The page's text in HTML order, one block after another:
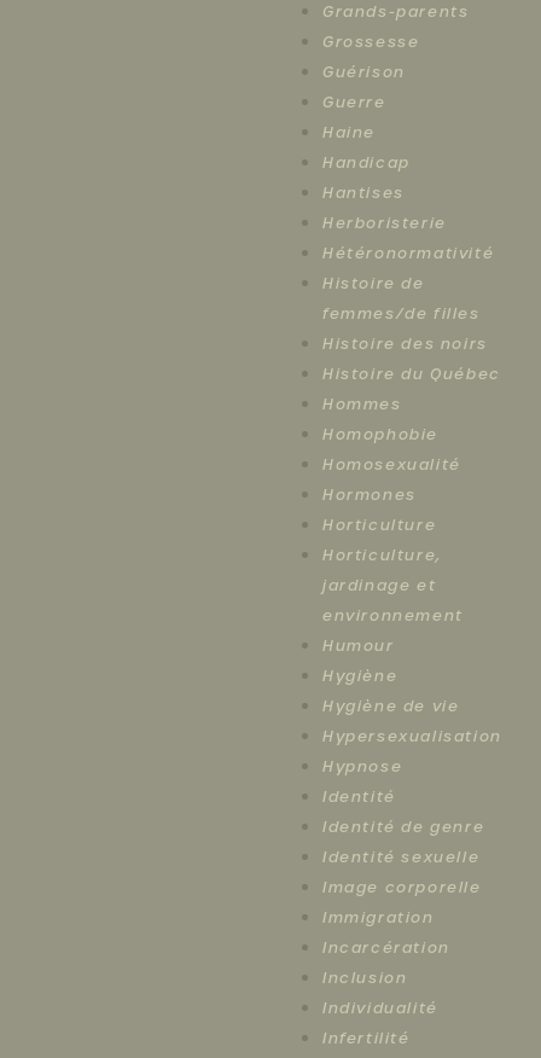
Grands-parents
Grossesse
Guérison
Guerre
Haine
Handicap
Hantises
Herboristerie
Hétéronormativité
Histoire de
femmes/de filles
Histoire des noirs
Histoire du Québec
Hommes
Homophobie
Homosexualité
Hormones
Horticulture
Horticulture,
jardinage et
environnement
Humour
Hygiène
Hygiène de vie
Hypersexualisation
Hypnose
Identité
Identité de genre
Identité sexuelle
Image corporelle
Immigration
Incarcération
Inclusion
Individualité
Infertilité